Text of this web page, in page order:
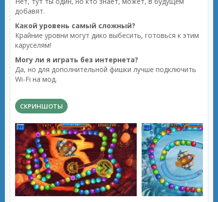
добавят.
Какой уровень самый сложный?
Крайние уровни могут дико выбесить, готовься к этим
каруселям!
Могу ли я играть без интернета?
Да, но для дополнительной фишки лучше подключить
Wi-Fi на мод.
СКРИНШОТЫ